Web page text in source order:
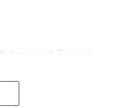
ベーシックTシャツ
ルエット